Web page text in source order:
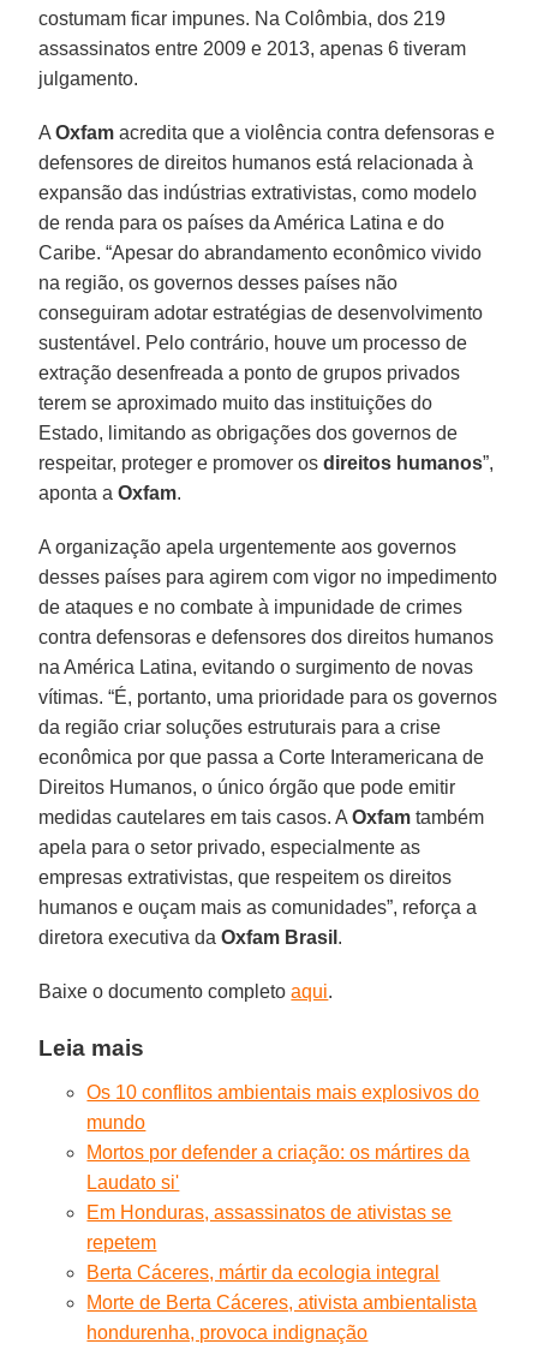
costumam ficar impunes. Na Colômbia, dos 219
assassinatos entre 2009 e 2013, apenas 6 tiveram
julgamento.
AOxfam acredita que a violência contra defensoras e
defensores de direitos humanos está relacionada à
expansão das indústrias extrativistas, como modelo
de renda para os países da América Latina e do
Caribe. “Apesar do abrandamento econômico vivido
na região, os governos desses países não
conseguiram adotar estratégias de desenvolvimento
sustentável. Pelo contrário, houve um processo de
extração desenfreada a ponto de grupos privados
terem se aproximado muito das instituições do
Estado, limitando as obrigações dos governos de
respeitar, proteger e promover osdireitos humanos”,
aponta aOxfam.
A organização apela urgentemente aos governos
desses países para agirem com vigor no impedimento
de ataques e no combate à impunidade de crimes
contra defensoras e defensores dos direitos humanos
na América Latina, evitando o surgimento de novas
vítimas. “É, portanto, uma prioridade para os governos
da região criar soluções estruturais para a crise
econômica por que passa a Corte Interamericana de
Direitos Humanos, o único órgão que pode emitir
medidas cautelares em tais casos. AOxfam também
apela para o setor privado, especialmente as
empresas extrativistas, que respeitem os direitos
humanos e ouçam mais as comunidades”, reforça a
diretora executiva daOxfam Brasil .
Baixe o documento completoaqui.
Leia mais
Os 10 conflitos ambientais mais explosivos do
mundo
Mortos por defender a criação: os mártires da
Laudato si'
Em Honduras, assassinatos de ativistas se
repetem
Berta Cáceres, mártir da ecologia integral
Morte de Berta Cáceres, ativista ambientalista
hondurenha, provoca indignação